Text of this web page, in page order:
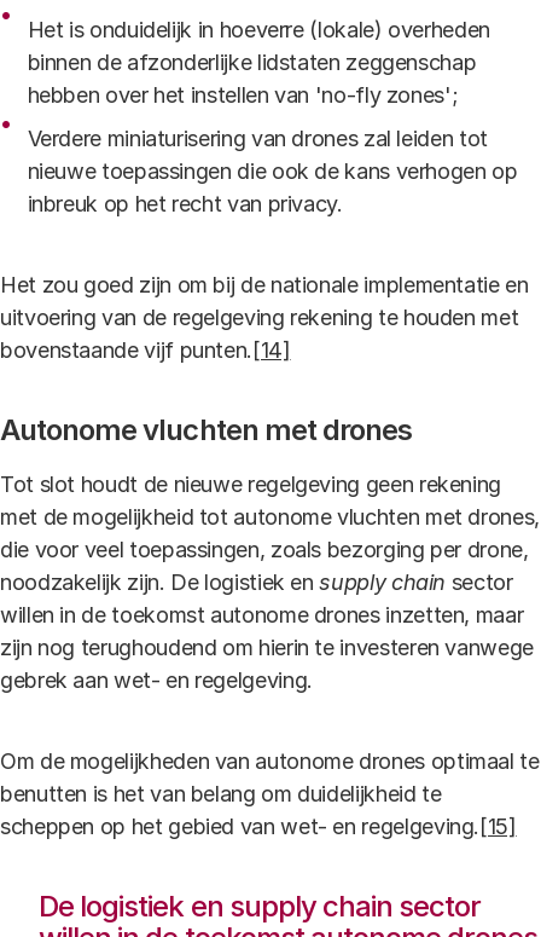
Het is onduidelijk in hoeverre (lokale) overheden
binnen de afzonderlijke lidstaten zeggenschap
hebben over het instellen van 'no-fly zones';
Verdere miniaturisering van drones zal leiden tot
nieuwe toepassingen die ook de kans verhogen op
inbreuk op het recht van privacy.
Het zou goed zijn om bij de nationale implementatie en
uitvoering van de regelgeving rekening te houden met
bovenstaande vijf punten. [14]
Autonome vluchten met drones
Tot slot houdt de nieuwe regelgeving geen rekening
met de mogelijkheid tot autonome vluchten met drones,
die voor veel toepassingen, zoals bezorging per drone,
noodzakelijk zijn. De logistiek ensupply chain sector
willen in de toekomst autonome drones inzetten, maar
zijn nog terughoudend om hierin te investeren vanwege
gebrek aan wet- en regelgeving.
Om de mogelijkheden van autonome drones optimaal te
benutten is het van belang om duidelijkheid te
scheppen op het gebied van wet- en regelgeving. [15]
De logistiek en supply chain sector